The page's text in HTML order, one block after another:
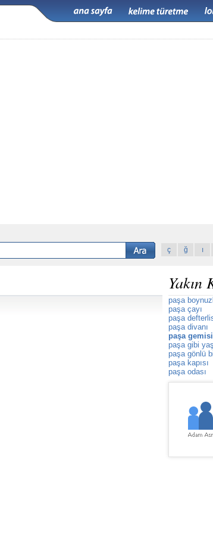
ç
ğ ı
Yakın
paşa
paşa çayı
paşa
paşa divanı
paşa
paşa gibi
paşa gönlü
paşa kapısı
paşa odası